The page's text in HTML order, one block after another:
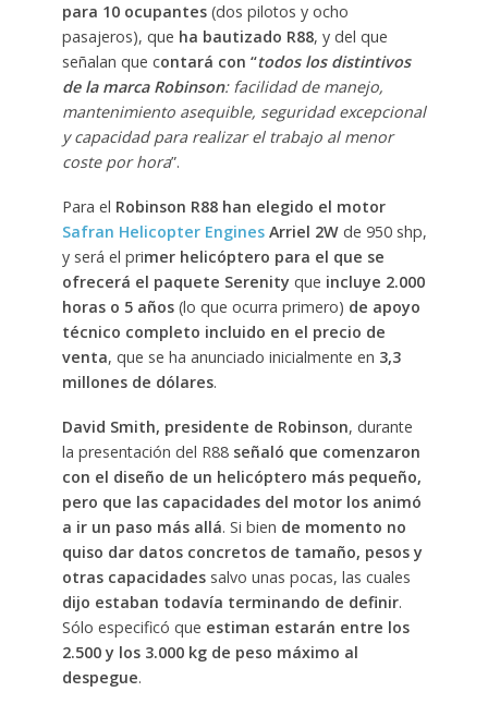
para 10 ocupantes(dos pilotos y ocho
pasajeros), que ha bautizado R88, y del que
señalan que contará con “todos los distintivos
de la marca Robinson: facilidad de manejo,
mantenimiento asequible, seguridad excepcional
y capacidad para realizar el trabajo al menor
coste por hora”.
Para el Robinson R88 han elegido el motor
Safran Helicopter EnginesArriel 2Wde 950 shp,
y será el primer helicóptero para el que se
ofrecerá el paquete Serenityque incluye 2.000
horas o 5 años (lo que ocurra primero) de apoyo
técnico completo incluido en el precio de
venta, que se ha anunciado inicialmente en 3,3
millones de dólares.
David Smith, presidente de Robinson, durante
la presentación del R88señaló que comenzaron
con el diseño de un helicóptero más pequeño,
pero que las capacidades del motor los animó
a ir un paso más allá. Si bien de momento no
quiso dar datos concretos de tamaño, pesos y
otras capacidadessalvo unas pocas, las cuales
dijo estaban todavía terminando de definir.
Sólo especificó que estiman estarán entre los
2.500 y los 3.000 kg de peso máximo al
despegue.